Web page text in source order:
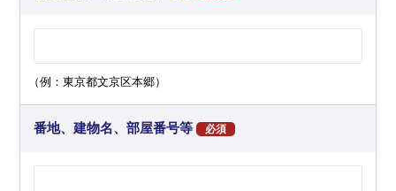
（例：東京都文京区本郷）
番地、建物名、部屋番号等 必須